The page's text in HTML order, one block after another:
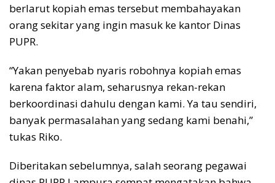
berlarut kopiah emas tersebut membahayakan
orang sekitar yang ingin masuk ke kantor Dinas
PUPR.
“Yakan penyebab nyaris robohnya kopiah emas
karena faktor alam, seharusnya rekan-rekan
berkoordinasi dahulu dengan kami. Ya tau sendiri,
banyak permasalahan yang sedang kami benahi,”
tukas Riko.
Diberitakan sebelumnya, salah seorang pegawai